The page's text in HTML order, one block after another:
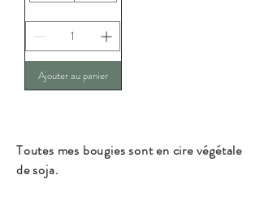
Ajouter au panier
Toutes mes bougies sont en cire végétale
de soja.